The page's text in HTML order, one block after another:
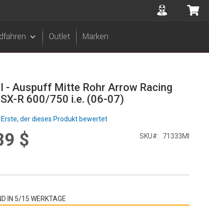
Accuont
Outlet Marken
- Auspuff Mitte Rohr Arrow Racing
R 600/750 i.e. (06-07)
der dieses Produkt bewertet
$ SKU 71333MI
IN 5/15 WERKTAGE